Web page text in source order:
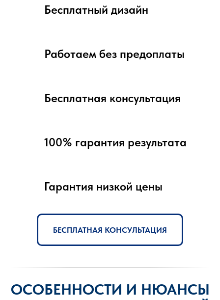
Бесплатный дизайн
Работаем без предоплаты
Бесплатная консультация
100% гарантия результата
Гарантия низкой цены
БЕСПЛАТНАЯ КОНСУЛЬТАЦИЯ
ОСОБЕННОСТИ И НЮАНСЫ